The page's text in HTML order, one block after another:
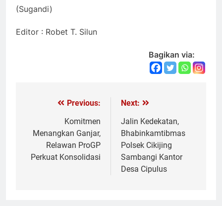
(Sugandi)
Editor : Robet T. Silun
Bagikan via:
NavigasiPrevious:
Komitmen
Menangkan Ganjar,
Relawan ProGP
Perkuat Konsolidasi
Next:
Jalin Kedekatan,
Bhabinkamtibmas
Polsek Cikijing
Sambangi Kantor
Desa Cipulus